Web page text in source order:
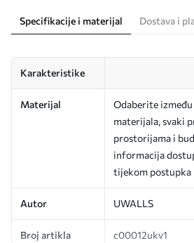
Specifikacije i materijal Dostava i
Karakteristike
Materijal
Odaberite
materijala, svaki
prostorijama i
informacija
tijekom postupka
Autor UWALLS
Broj artikla c00012ukv1